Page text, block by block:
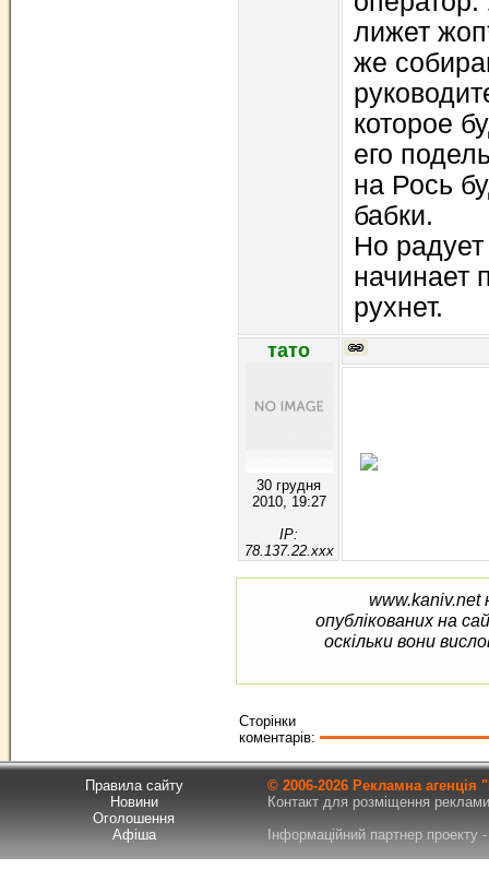
лижет
же
которое
его
на Рось
бабки.
Но
начинает
рухнет.
тато
30 грудня
2010, 19:27
IP:
78.137.22.xxx
www.kaniv.net
опублікованих на
оскільки вони
Сторінки
коментарів:
Правила сайту
Новини
Оголошення
Афіша
© 2006-2026 Рекламна
Контакт для розміщення
Інформаційний партнер проекту